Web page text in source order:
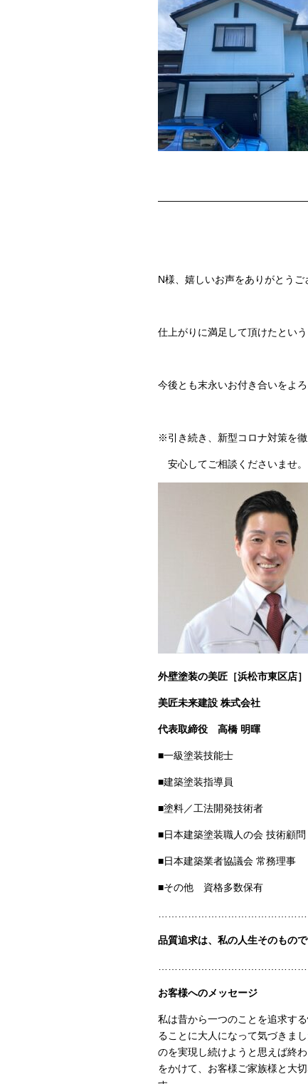
N様、嬉しいお声をありがとうご
仕上がりに満足して頂けたとい
今後とも末永いお付き合いをよろ
※引き続き、新型コロナ対策を徹
安心してご相談くださいませ。
外壁塗装の美匠［浜松市東区店］
美匠未来建設 株式会社
代表取締役 高橋 明暉
■一級塗装技能士
■建築塗装指導員
■塗料／工法開発技術者
■日本建築塗装職人の会 技術顧問
■日本建築業者協議会 常務理事
■その他 資格多数保有
品質追求は、私の人生そのもので
お客様へのメッセージ
私は昔から一つのことを追求す
ることに大人になって気づきま
のを実現し続けようと思えば終
をかけて、お客様ご家族様と大